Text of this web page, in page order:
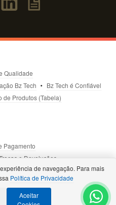
Qualidade
Bz Tech
Bz Tech é Confiável
de Produtos (Tabela)
Pagamento
e Devoluções
de Uso Site Seguro
as Parcerias Premiadas
de navegação. Para mais
Política de Privacidade
Aceitar